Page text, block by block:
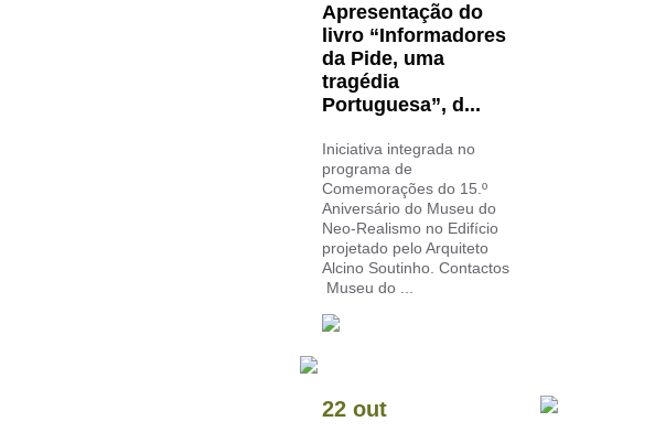
Apresentação do
livro “Informadores
da Pide, uma
tragédia
Portuguesa”, d...
Iniciativa integrada no
programa de
Comemorações do 15.º
Aniversário do Museu do
Neo-Realismo no Edifício
projetado pelo Arquiteto
Alcino Soutinho. Contactos
Museu do ...
22 out